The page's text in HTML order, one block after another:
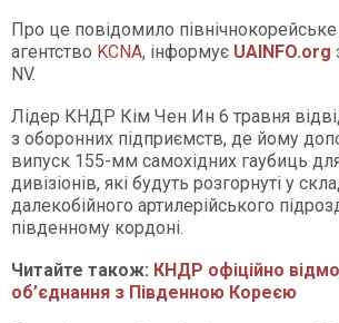
Про це повідомило
агентство KCNA, інформує UAINFO.org
NV.
Лідер КНДР Кім Чен Ин 6 травня
з оборонних підприємств, де йому
випуск 155-мм самохідних гаубиць
дивізіонів, які будуть розгорнуті у
далекобійного артилерійського
південному кордоні.
Читайте також: КНДР офіційно
об’єднання з Південною Кореєю